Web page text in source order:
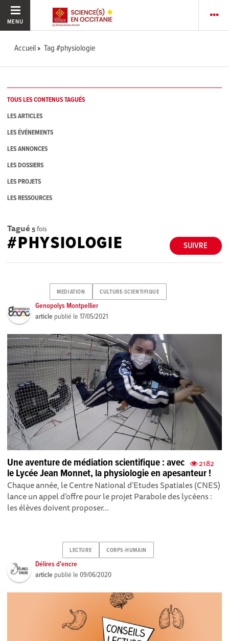
MENU
Accueil Tag #physiologie
TOUS LES CONTENUS TAGUÉS
LES ARTICLES
LES ÉVÉNEMENTS
LES ANNONCES
LES DOSSIERS
LES PROJETS
LES RESSOURCES
Tagué 5fois
SUIVRE
#PHYSIOLOGIE
MEDIATION CULTURE-SCIENTIFIQUE
Genopolys Montpellier
article publié le17/05/2021
2182
Une aventure de médiation scientifique : avec
le Lycée Jean Monnet, la physiologie en apesanteur !
Chaque année, le Centre National d’Etudes Spatiales (CNES)
lance un appel d’offre pour le projet Parabole des lycéens :
les élèves doivent proposer...
LECTURE CORPS-HUMAIN
Délires d'encre
article publié le09/06/2020